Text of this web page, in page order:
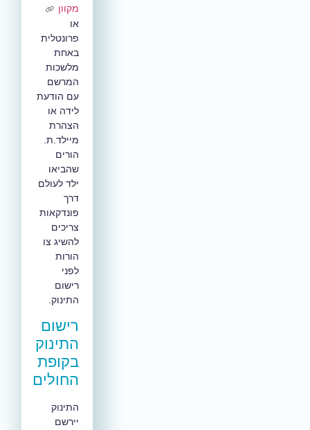
מקוון
פרונטלית
באחת
מלשכות
המרשם
עם הודעת
לידה או
הצהרת
מיילד.ת.
הורים
שהביאו
ילד לעולם
דרך
פונדקאות
צריכים
להשיג צו
הורות
לפני
רישום
התינוק.
רישום
התינוק
בקופת
החולים
התינוק
יירשם